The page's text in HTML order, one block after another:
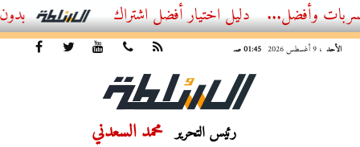
أفضل اشتراك IPTV بدون تقطيع 2026 – دليل المشاهد العصري
الأحد ، 9 أغسطس 2026 01:45 صـ
رئيس التحرير محمد السعدني